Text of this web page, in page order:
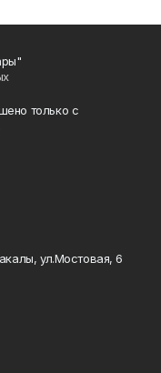
только с
ул.Мостовая, 6